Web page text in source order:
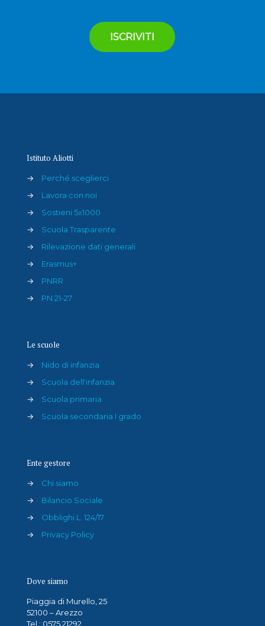
Istituto Aliotti
→
Perché sceglierci
→
Lavora con noi
→
Sostieni 5x1000
→
Scuola Trasparente
→
Rilevazione dati generali
→
Erasmus+
→
PNRR
→
PN 21-27
Le scuole
→
Nido di infanzia
→
Scuola dell'infanzia
→
Scuola primaria
→
Scuola secondaria I grado
Ente gestore
→
Chi siamo
→
Bilancio Sociale
→
Obblighi L. 124/17
→
Privacy Policy
Dove siamo
Piaggia di Murello, 25
52100 – Arezzo
Tel.: 0575 21292